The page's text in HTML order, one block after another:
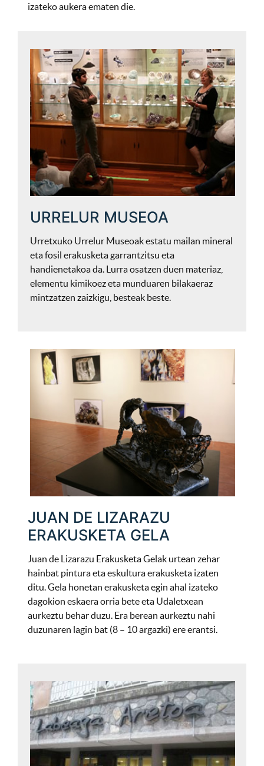
izateko aukera ematen die.
URRELUR MUSEOA
Urretxuko Urrelur Museoak estatu mailan mineral
eta fosil erakusketa garrantzitsu eta
handienetakoa da. Lurra osatzen duen materiaz,
elementu kimikoez eta munduaren bilakaeraz
mintzatzen zaizkigu, besteak beste.
JUAN DE LIZARAZU
ERAKUSKETA GELA
Juan de Lizarazu Erakusketa Gelak urtean zehar
hainbat pintura eta eskultura erakusketa izaten
ditu. Gela honetan erakusketa egin ahal izateko
dagokion eskaera orria bete eta Udaletxean
aurkeztu behar duzu. Era berean aurkeztu nahi
duzunaren lagin bat (8 – 10 argazki) ere erantsi.